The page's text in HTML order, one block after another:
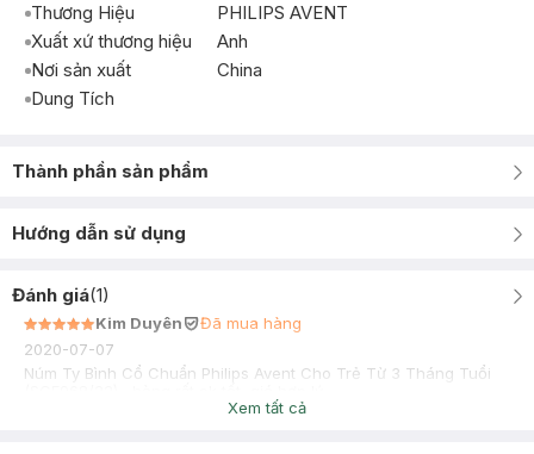
Thương Hiệu
PHILIPS AVENT
Xuất xứ thương hiệu
Anh
Nơi sản xuất
China
Dung Tích
Thành phần sản phẩm
Hướng dẫn sử dụng
Đánh giá(1)
Kim Duyên
Đã mua hàng
2020-07-07
Núm Ty Bình Cổ Chuẩn Philips Avent Cho Trẻ Từ 3 Tháng Tuổi
Xem tất cả